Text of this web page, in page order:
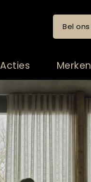
Bel ons
Acties Merken